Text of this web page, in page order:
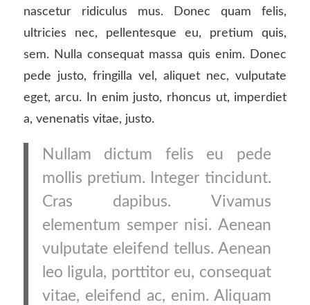
nascetur ridiculus mus. Donec quam felis,
ultricies nec, pellentesque eu, pretium quis,
sem. Nulla consequat massa quis enim. Donec
pede justo, fringilla vel, aliquet nec, vulputate
eget, arcu. In enim justo, rhoncus ut, imperdiet
a, venenatis vitae, justo.
Nullam dictum felis eu pede
mollis pretium. Integer tincidunt.
Cras dapibus. Vivamus
elementum semper nisi. Aenean
vulputate eleifend tellus. Aenean
leo ligula, porttitor eu, consequat
vitae, eleifend ac, enim. Aliquam